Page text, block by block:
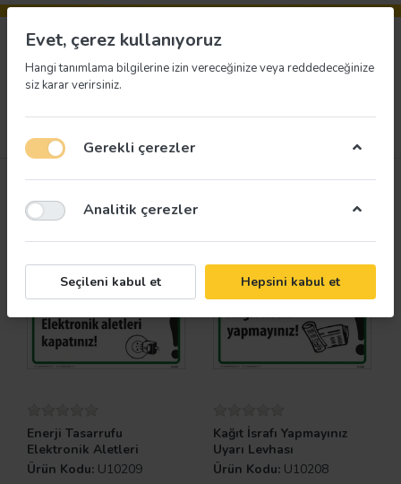
Neler Yeni
Enerji Tasarrufu
Elektronik Aletleri
Kapatınız Uyarı Levhası
Ürün Kodu: U10209
Kağıt İsrafı Yapmayınız
Uyarı Levhası
Ürün Kodu: U10208
Evet, çerez kullanıyoruz
Hangi tanımlama bilgilerine izin vereceğinize veya reddedeceğinize
siz karar verirsiniz.
Gerekli çerezler
Analitik çerezler
Seçileni kabul et Hepsini kabul et